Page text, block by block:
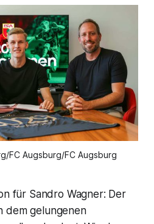
FC Augsburg/FC Augsburg
für Sandro Wagner: Der
dem gelungenen